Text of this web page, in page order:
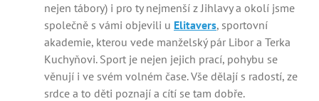
nejen tábory) i pro ty nejmenší z Jihlavy a okolí jsme
společně s vámi objevili u Elitavers, sportovní
akademie, kterou vede manželský pár Libor a Terka
Kuchyňovi. Sport je nejen jejich prací, pohybu se
věnují i ve svém volném čase. Vše dělají s radostí, ze
srdce a to děti poznají a cítí se tam dobře.